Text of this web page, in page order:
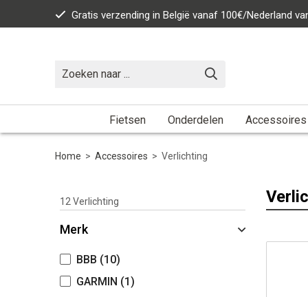
Gratis verzending in België vanaf 100€/Nederland
Fietsen Onderdelen Accessoires
Home > Accessoires > Verlichting
12 Verlichting
Merk
BBB (10)
GARMIN (1)